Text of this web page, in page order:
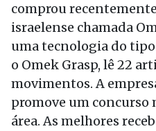
comprou
israelense chamada
uma tecnologia do
o Omek Grasp, lê 22
movimentos. A
promove um concurso
área. As melhores